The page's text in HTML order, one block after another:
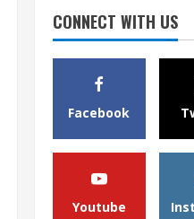
CONNECT WITH US
Facebook
Youtube